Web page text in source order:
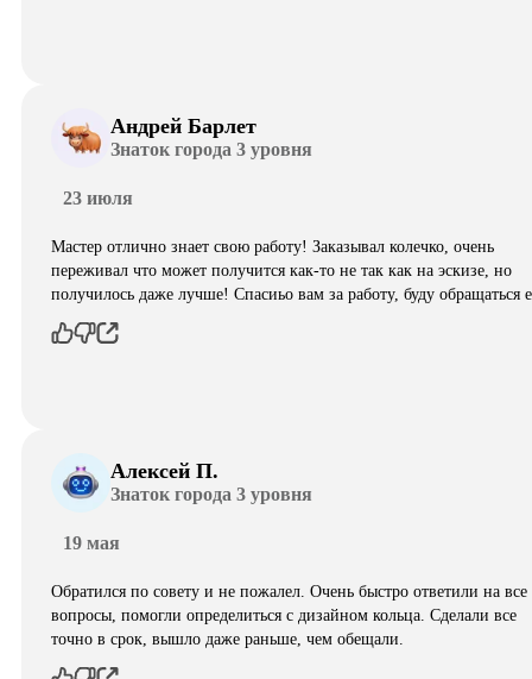
Андрей Барлет
Знаток города 3 уровня
23 июля
Мастер отлично знает свою работу! Заказывал колечко, очень
переживал что может получится как-то не так как на эскизе, но
получилось даже лучше! Спасиьо вам за работу, буду обращаться
Алексей П.
Знаток города 3 уровня
19 мая
Обратился по совету и не пожалел. Очень быстро ответили на все
вопросы, помогли определиться с дизайном кольца. Сделали все
точно в срок, вышло даже раньше, чем обещали.